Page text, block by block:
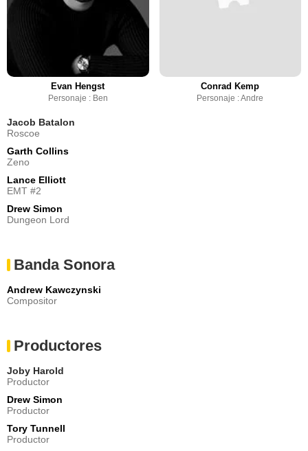
Evan Hengst
Personaje : Ben
Conrad Kemp
Personaje : Andre
Jacob Batalon
Roscoe
Garth Collins
Zeno
Lance Elliott
EMT #2
Drew Simon
Dungeon Lord
Banda Sonora
Andrew Kawczynski
Compositor
Productores
Joby Harold
Productor
Drew Simon
Productor
Tory Tunnell
Productor